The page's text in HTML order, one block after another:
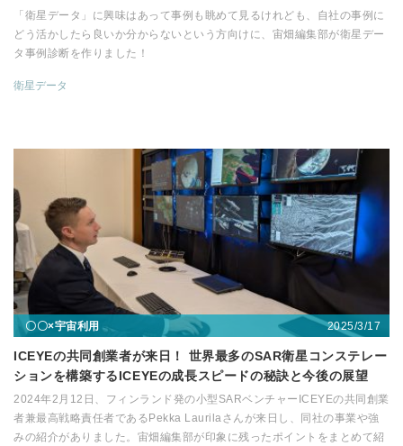
「衛星データ」に興味はあって事例も眺めて見るけれども、自社の事例に
どう活かしたら良いか分からないという方向けに、宙畑編集部が衛星デー
タ事例診断を作りました！
衛星データ
〇〇×宇宙利用 2025/3/17
ICEYEの共同創業者が来日！ 世界最多のSAR衛星コンステレー
ションを構築するICEYEの成長スピードの秘訣と今後の展望
2024年2月12日、フィンランド発の小型SARベンチャーICEYEの共同創業
者兼最高戦略責任者であるPekka Laurilaさんが来日し、同社の事業や強
みの紹介がありました。宙畑編集部が印象に残ったポイントをまとめて紹